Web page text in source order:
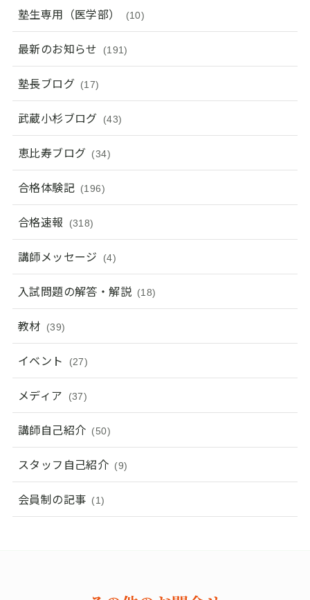
塾生専用（医学部） (10)
最新のお知らせ (191)
塾長ブログ (17)
武蔵小杉ブログ (43)
恵比寿ブログ (34)
合格体験記 (196)
合格速報 (318)
講師メッセージ (4)
入試問題の解答・解説 (18)
教材 (39)
イベント (27)
メディア (37)
講師自己紹介 (50)
スタッフ自己紹介 (9)
会員制の記事 (1)